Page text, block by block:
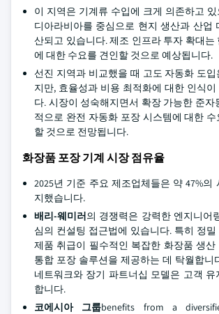
이 지역은 기계류 수입에 크게 의존하고 있
디아라비아를 중심으로 현지 생산과 산업
산되고 있습니다. 제조 인프라 투자 확대는
에 대한 수요를 견인할 것으로 예상됩니다.
선진 지역과 비교했을 때 고도 자동화 도
지만, 효율성과 비용 최적화에 대한 인식
다. 시장이 성숙해지면서 확장 가능한 준자
적으로 완전 자동화 포장 시스템에 대한
할 것으로 전망됩니다.
화장품 포장 기계 시장 점유율
2025년 기준 주요 제조업체들은 약 47%의
지했습니다.
배리-웨미러의 경쟁력은 강력한 엔지니어
심의 컨설팅 접근법에 있습니다. 특히 정
제품 취급이 필수적인 복잡한 화장품 생산
통합 포장 솔루션을 제공하는 데 탁월합니
네트워크와 장기 파트너십 모델은 고객 유
합니다.
코에시아 그룹benefits from a